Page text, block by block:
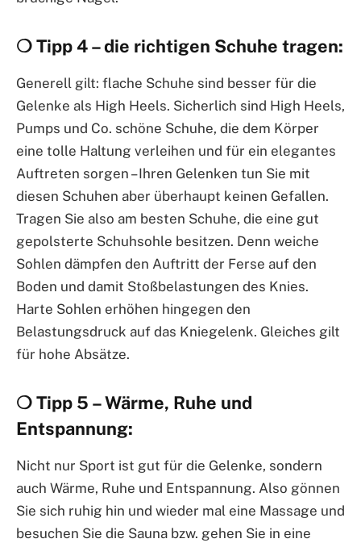
❍ Tipp 4 – die richtigen Schuhe tragen:
Generell gilt: flache Schuhe sind besser für die
Gelenke als High Heels. Sicherlich sind High Heels,
Pumps und Co. schöne Schuhe, die dem Körper
eine tolle Haltung verleihen und für ein elegantes
Auftreten sorgen – Ihren Gelenken tun Sie mit
diesen Schuhen aber überhaupt keinen Gefallen.
Tragen Sie also am besten Schuhe, die eine gut
gepolsterte Schuhsohle besitzen. Denn weiche
Sohlen dämpfen den Auftritt der Ferse auf den
Boden und damit Stoßbelastungen des Knies.
Harte Sohlen erhöhen hingegen den
Belastungsdruck auf das Kniegelenk. Gleiches gilt
für hohe Absätze.
❍ Tipp 5 – Wärme, Ruhe und
Entspannung:
Nicht nur Sport ist gut für die Gelenke, sondern
auch Wärme, Ruhe und Entspannung. Also gönnen
Sie sich ruhig hin und wieder mal eine Massage und
besuchen Sie die Sauna bzw. gehen Sie in eine